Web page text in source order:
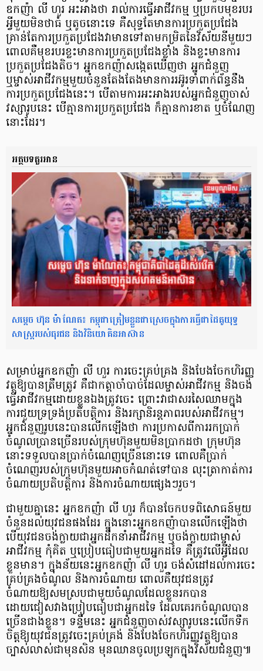
ឧកញ៉ា លី ហួរ អះអាងថា រាល់ការធ្វើអាជីវកម្ម ឬប្រកបមុខរបរ
អ្វីមួយមិនថាធំ ឬតូចនោះទេ គឺសុទ្ធតែមានការប្រកួតប្រជែង
គ្រាន់តែការប្រកួតប្រជែងវាមានទៅតាមកម្រិតនៃវិស័យនីមួយៗ
ពោលគឺមុខរបរខ្លះមានការប្រកួតប្រជែងខ្លាំង និងខ្លះមានការ
ប្រកួតប្រជែងតិច។ អ្នកឧកញ៉ាសង្កេតឃើញថា អ្នកជំនួញ
ឬម្ចាស់អាជីវកម្មមួយចំនួនតែងតែងមានការរអ៊ូរទាំពាក់ព័ន្ធនឹង
ការប្រកួតប្រជែងនេះ។ បើតាមការអះអាងរបស់អ្នកជំនួញចាស់
វស្សារូបនេះ បើគ្មានការប្រកួតប្រជែង ក៏គ្មានការខាត ឬចំណែញ
នោះដែរ។
អត្ថបទគួរអាន
សម្តេច ហ៊ុន ម៉ាណែត៖ កម្ពុជាត្រៀមខ្លួនជាស្រេចក្នុងការធ្វើជាដៃគូយុទ្ធ
សាស្ត្ររបស់ធុរជន និងវិនិយោគិនអាស៊ាន
​សម្រាប់អ្នកឧកញ៉ា លី ហួរ ការចេះគ្រប់គ្រង និងបែងចែកហិរញ្ញ
វត្ថុឱ្យបានត្រឹមត្រូវ គឺជាកត្តាចាំបាច់ដែលម្ចាស់អាជីវកម្ម និងចង់
ធ្វើអាជីវកម្មដោយខ្លួនឯងត្រូវចេះ ព្រោះវាជាសរសៃឈាមក្នុង
ការជួយទ្រទ្រង់ប្រតិបត្តិការ និងរក្សានិរន្តភាពរបស់អាជីវកម្ម។
អ្នកជំនួញរូបនេះបានលើកឡើងថា ការប្រកាសពីការរកប្រាក់
ចំណូលប្រានច្រើនរបស់ក្រុមហ៊ុនមួយមិនប្រាកដថា ក្រុមហ៊ុន
នោះទទួលបានប្រាក់ចំណេញច្រើននោះទេ ពោលគឺប្រាក់
ចំណេញរបស់ក្រុមហ៊ុនមួយអាចកំណត់ទៅបាន លុះត្រាកាត់ការ
ចំណាយប្រតិបត្តិការ និងការចំណាយផ្សេងៗរួច។
​ជាមួយគ្នានេះ អ្នកឧកញ៉ា លី ហួរ ក៏បានចែកបទពិសោធន៍មួយ
ចំនួនដល់យុវជនផងដែរ ក្នុងនោះអ្នកឧកញ៉ាបានលើកឡើងថា
បើយុវជនចង់ក្លាយជាអ្នកដឹកនាំអាជីវកម្ម ឬចង់ក្លាយជាម្ចាស់
អាជីវកម្ម កុំគិត ឬប្រៀបធៀបជាមួយអ្នកដទៃ គឺត្រូវលើអ្វីដែល
ខ្លួនមាន។ ក្នុងន័យនេះអ្នកឧកញ៉ា លី ហួរ ចង់សំដៅដល់ការចេះ
គ្រប់គ្រងចំណូល និងការចំណាយ ពោលគឺយុវជនត្រូវ
ចំណាយឱ្យសមស្របជាមួយចំណូលដែលខ្លួនរកបាន
ដោយជៀសវាងប្រៀបធៀបជាអ្នកដទៃ ដែលគេរកចំណូលបាន
ច្រើនជាងខ្លួន។ ទន្ទឹមនេះ អ្នកជំនួញចាស់វស្សារូបនេះលើកទឹក
ចិត្តឱ្យយុវជនត្រូវចេះគ្រប់គ្រង់ និងបែងចែកហិរញ្ញវត្ថុឱ្យបាន
ច្បាស់លាស់ជាមុនសិន មុនឈានចូលប្រឡូកក្នុងវិស័យជំនួញ៕